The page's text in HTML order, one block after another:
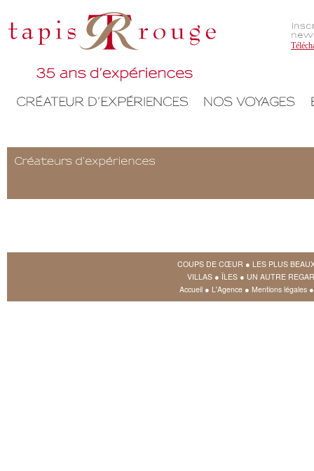
COUPS DE CŒUR ● LES PLUS
VILLAS ● ÎLES ● UN AUTRE
Accueil ● L'Agence ● Mentions légales